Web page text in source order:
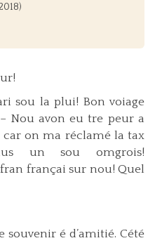
sou la plui! Bon voiage
Nou avon eu tre peur a
car on ma réclamé la tax
un sou omgrois!
françai sur nou! Quel
é d’amitié. Cété